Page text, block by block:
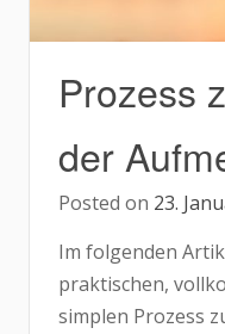
Prozess
der
Posted on 23.
Im folgenden
praktischen,
simplen Prozess